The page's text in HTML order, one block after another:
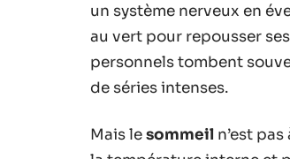
un système nerveux en
au vert pour repousser
personnels tombent
de séries intenses.
Mais lesommeil n’est